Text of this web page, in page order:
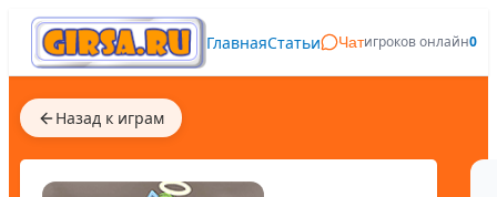
ГлавнаяСтатьи Чатигроков онлайн0
Назад к играм